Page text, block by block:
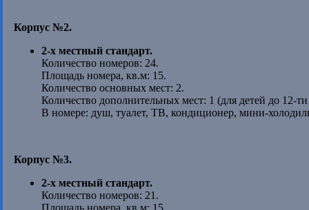
Корпус №2.
2-х местный стандарт.
Количество номеров: 24.
Площадь номера, кв.м: 15.
Количество основных мест: 2.
Количество дополнительных мест: 1 (для детей до 12-ти
В номере: душ, туалет, ТВ, кондиционер, мини-
Корпус №3.
2-х местный стандарт.
Количество номеров: 21.
Площадь номера, кв.м: 15.